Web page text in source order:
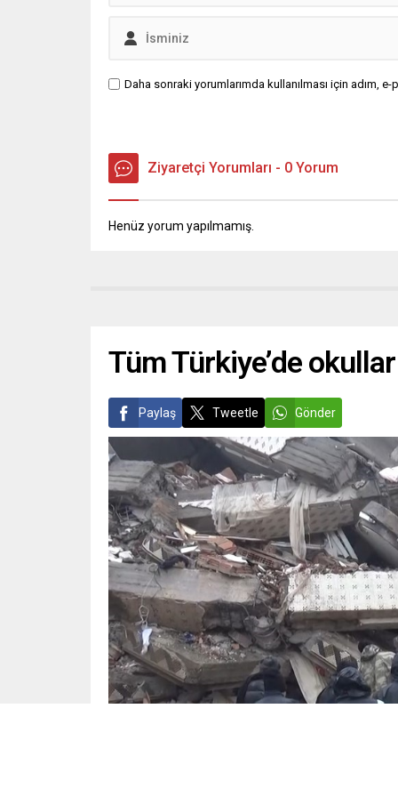
Daha sonraki yorumlarımda kullanılması için adım,
Ziyaretçi Yorumları - 0 Yorum
Henüz yorum yapılmamış.
Tüm Türkiye’de
Paylaş Tweetle Gönder